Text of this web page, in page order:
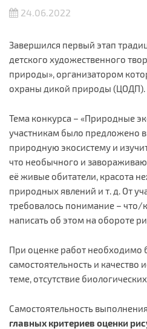
24.06.2022
Завершился первый этап
детского художественного
природы», организатором
охраны дикой природы (ЦОДП).
Тема конкурса – «Природные
участникам было предложено
природную экосистему и
что необычного и
её живые обитатели, красота
природных явлений и т. д. От
требовалось понимание – что/
написать об этом на обороте
При оценке работ необходимо
самостоятельность и качество
теме, отсутствие
Самостоятельность
главных критериев оценки